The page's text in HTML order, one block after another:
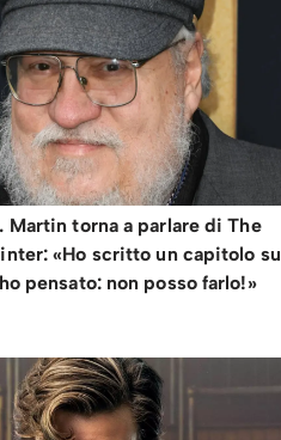
Martin torna a parlare di The
«Ho scritto un capitolo su
pensato: non posso farlo!»